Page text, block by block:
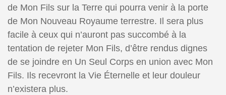
de Mon Fils sur la Terre qui pourra venir à la porte
de Mon Nouveau Royaume terrestre. Il sera plus
facile à ceux qui n’auront pas succombé à la
tentation de rejeter Mon Fils, d’être rendus dignes
de se joindre en Un Seul Corps en union avec Mon
Fils. Ils recevront la Vie Éternelle et leur douleur
n’existera plus.